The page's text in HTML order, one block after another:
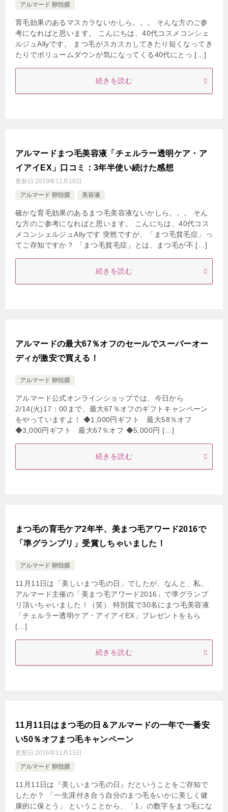
アルマード 卵殻膜
育毛効果のあるマスカラないかしら。。。 そんな方のご参
考になればと思います。 こんにちは、40代コスメコンシェ
ルジュAllyです。 まつ毛がスカスカしてきたり短くなってき
たりでボリュームダウンが気になってくる40代にとっ […]
続きを読む
アルマードまつ毛美容液「チェルラー透明ケア・ア
イアイEX」口コミ：3年半使い続けた感想
更新日:2019年11月18日
アルマード 卵殻膜
美容液
確かな育毛効果のあるまつ毛美容液ないかしら。。。 そん
な方のご参考になればと思います。 こんにちは、40代コス
メコンシェルジュAllyです 突然ですが、「まつ毛貧毛症」っ
てご存知ですか？ 「まつ毛貧毛症」とは、まつ毛が不 […]
続きを読む
アルマードの最大67％オフのセールでスーパーオー
ディが激安で買える！
アルマード 卵殻膜
アルマード公式オンラインショップでは、今日から
2/14(火)17：00まで、最大67％オフのギフトキャンペーン
をやっていますよ！ ◆1,000円ギフト 最大58％オフ
◆3,000円ギフト 最大67％オフ ◆5,000円 […]
続きを読む
まつ毛の育毛ケア2年半、美まつ毛アワード2016で
「準グランプリ」受賞しちゃいました！
アルマード 卵殻膜
11月11日は「美しいまつ毛の日」でしたが、なんと、私、
アルマード主催の「美まつ毛アワード2016」で準グランプ
リ頂いちゃいました！（笑） 特別賞で30名にまつ毛美容液
「チェルラー透明ケア・アイアイEX」プレゼントをもら
[…]
続きを読む
11月11日はまつ毛の日＆アルマードの一年で一番安
い50％オフまつ毛キャンペーン
更新日:2016年11月13日
アルマード 卵殻膜
11月11日は『美しいまつ毛の日』だということをご存知で
したか？ 「一生涯付き合う自分のまつ毛をいかに美しく健
康的に保とう」 ということから、「1」の数字をまつ毛にな